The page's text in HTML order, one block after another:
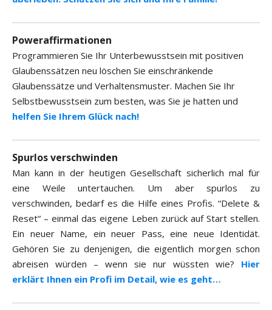
Poweraffirmationen
Programmieren Sie Ihr Unterbewusstsein mit positiven
Glaubenssätzen neu löschen Sie einschränkende
Glaubenssätze und Verhaltensmuster. Machen Sie Ihr
Selbstbewusstsein zum besten, was Sie je hatten und
helfen Sie Ihrem Glück nach!
Spurlos verschwinden
Man kann in der heutigen Gesellschaft sicherlich mal für
eine Weile untertauchen. Um aber spurlos zu
verschwinden, bedarf es die Hilfe eines Profis. “Delete &
Reset“ – einmal das eigene Leben zurück auf Start stellen.
Ein neuer Name, ein neuer Pass, eine neue Identidät.
Gehören Sie zu denjenigen, die eigentlich morgen schon
abreisen würden – wenn sie nur wüssten wie? Hier
erklärt Ihnen ein Profi im Detail, wie es geht…